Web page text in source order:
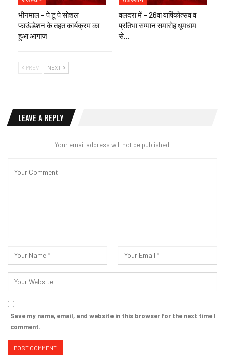
भीनमाल – पे टू पे सोशल
फाऊंडेशन के तहत कार्यक्रम का
हुआ आगाज
वलदरा में – 26वां वार्षिकोत्सव व
प्रतिभा सम्मान समारोह धूमधाम
से…
PREV NEXT
LEAVE A REPLY
Your email address will not be published.
Save my name, email, and website in this browser for the next time I
comment.